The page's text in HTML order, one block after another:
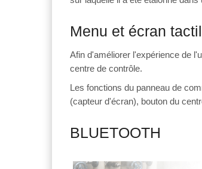
Menu et écran
Afin d'améliorer l'expérience de
centre de contrôle.
Les fonctions du panneau de
(capteur d'écran), bouton du
BLUETOOTH